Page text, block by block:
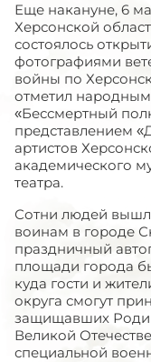
Еще накануне, 6
Херсонской
состоялось
фотографиями
войны по
отметил
«Бессмертный
представлением
артистов
академического
театра.
Сотни людей
воинам в городе
праздничный
площади города
куда гости и
округа смогут
защищавших
Великой
специальной